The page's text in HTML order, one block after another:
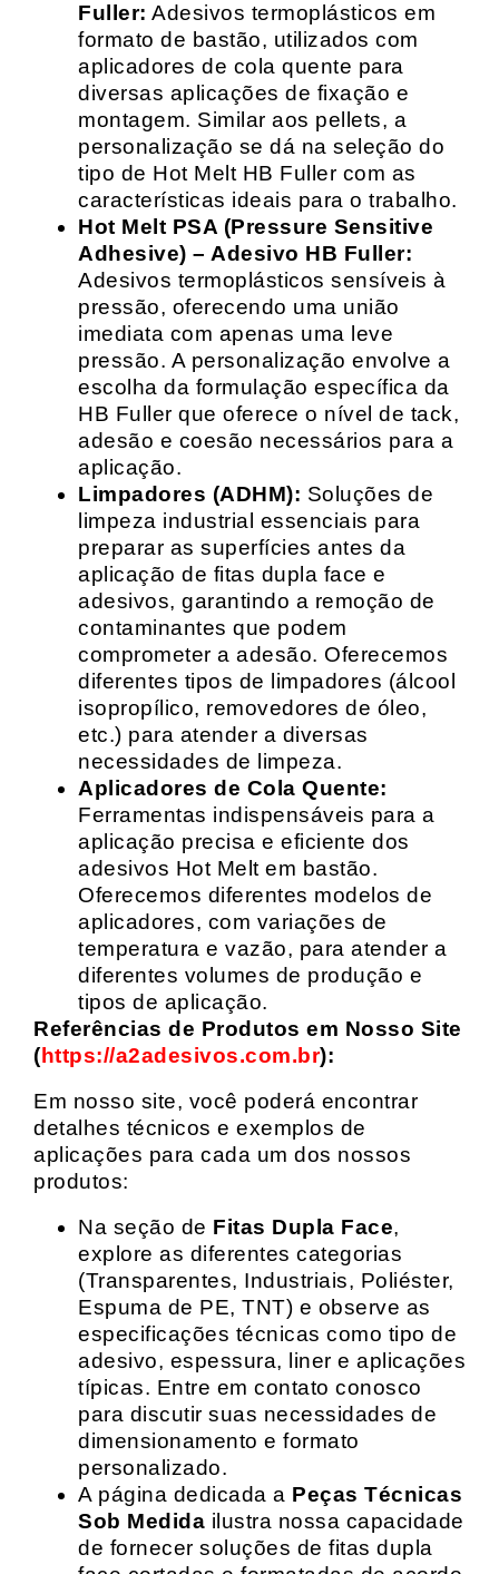
Fuller: Adesivos termoplásticos em
formato de bastão, utilizados com
aplicadores de cola quente para
diversas aplicações de fixação e
montagem. Similar aos pellets, a
personalização se dá na seleção do
tipo de Hot Melt HB Fuller com as
características ideais para o trabalho.
Hot Melt PSA (Pressure Sensitive
Adhesive) – Adesivo HB Fuller:
Adesivos termoplásticos sensíveis à
pressão, oferecendo uma união
imediata com apenas uma leve
pressão. A personalização envolve a
escolha da formulação específica da
HB Fuller que oferece o nível de tack,
adesão e coesão necessários para a
aplicação.
Limpadores (ADHM): Soluções de
limpeza industrial essenciais para
preparar as superfícies antes da
aplicação de fitas dupla face e
adesivos, garantindo a remoção de
contaminantes que podem
comprometer a adesão. Oferecemos
diferentes tipos de limpadores (álcool
isopropílico, removedores de óleo,
etc.) para atender a diversas
necessidades de limpeza.
Aplicadores de Cola Quente:
Ferramentas indispensáveis para a
aplicação precisa e eficiente dos
adesivos Hot Melt em bastão.
Oferecemos diferentes modelos de
aplicadores, com variações de
temperatura e vazão, para atender a
diferentes volumes de produção e
tipos de aplicação.
Referências de Produtos em Nosso Site
(https://a2adesivos.com.br):
Em nosso site, você poderá encontrar
detalhes técnicos e exemplos de
aplicações para cada um dos nossos
produtos:
Na seção de Fitas Dupla Face,
explore as diferentes categorias
(Transparentes, Industriais, Poliéster,
Espuma de PE, TNT) e observe as
especificações técnicas como tipo de
adesivo, espessura, liner e aplicações
típicas. Entre em contato conosco
para discutir suas necessidades de
dimensionamento e formato
personalizado.
A página dedicada a Peças Técnicas
Sob Medida ilustra nossa capacidade
de fornecer soluções de fitas dupla